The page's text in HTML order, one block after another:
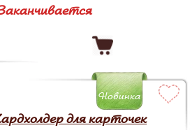
для карточек
Новинка